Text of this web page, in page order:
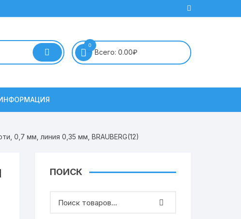
0
Всего: 0.00₽
0,7 мм, линия 0,35 мм, BRAUBERG(12)
ПОИСК